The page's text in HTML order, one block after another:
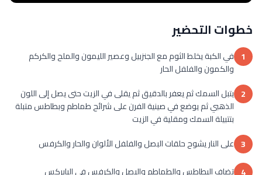
خطوات التحضير
1 في الكبة يخلط الثوم مع الجنزبيل وعصير الليمون والملح والكركم
والكمون والفلفل الحار
2 يتبل السمك ثم يعفر بالدقيق ثم يقلى في الزيت حتى يصل إلى اللون
الذهبي ثم يوضع في صينية الفرن على شرائح طماطم وبطاطس متبلة
بتتبيلة السمك ومقلية في الزيت
3 على النار يشوح حلقات البصل والفلفل الألوان والحار والكرفس
تضاف البطاطس والطماطم والبصل والكرفس في البايركس